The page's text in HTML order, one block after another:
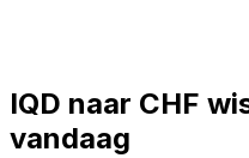
IQD naar CHF
vandaag